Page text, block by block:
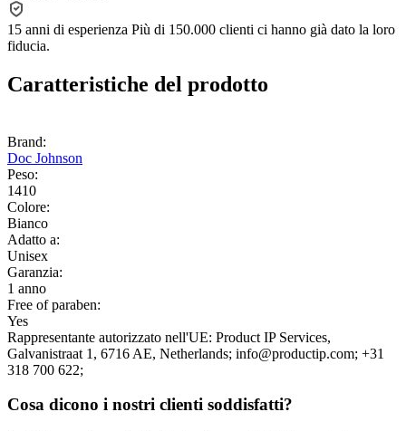
15 anni di esperienza Più di 150.000 clienti ci hanno già dato la loro
fiducia.
Caratteristiche del prodotto
Brand:
Doc Johnson
Peso:
1410
Colore:
Bianco
Adatto a:
Unisex
Garanzia:
1 anno
Free of paraben:
Yes
Rappresentante autorizzato nell'UE: Product IP Services,
Galvanistraat 1 , 6716 AE, Netherlands; info@productip.com; +31
318 700 622;
Cosa dicono i nostri clienti soddisfatti?